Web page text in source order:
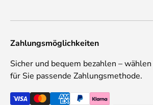
Zahlungsmöglichkeiten
Sicher und bequem bezahlen –
für Sie passende Zahlungsmethode.